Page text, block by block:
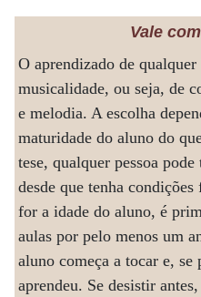
Vale
O aprendizado de
musicalidade, ou seja, de
e melodia. A escolha
maturidade do aluno do
tese, qualquer pessoa
desde que tenha
for a idade do aluno, é
aulas por pelo menos um
aluno começa a tocar e, se
aprendeu. Se desistir